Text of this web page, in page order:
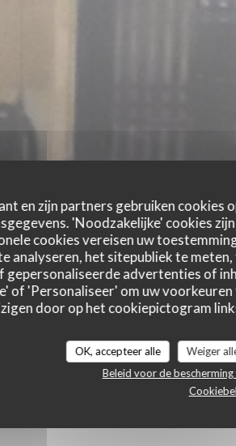
en zijn partners gebruiken cookies
'Noodzakelijke' cookies
cookies vereisen uw
analyseren, het sitepubliek te
gepersonaliseerde advertenties of
of 'Personaliseer' om uw voorkeuren
door op het cookiepictogram
OK, accepteer alle Weiger
Beleid voor de
gastbeoordelingen